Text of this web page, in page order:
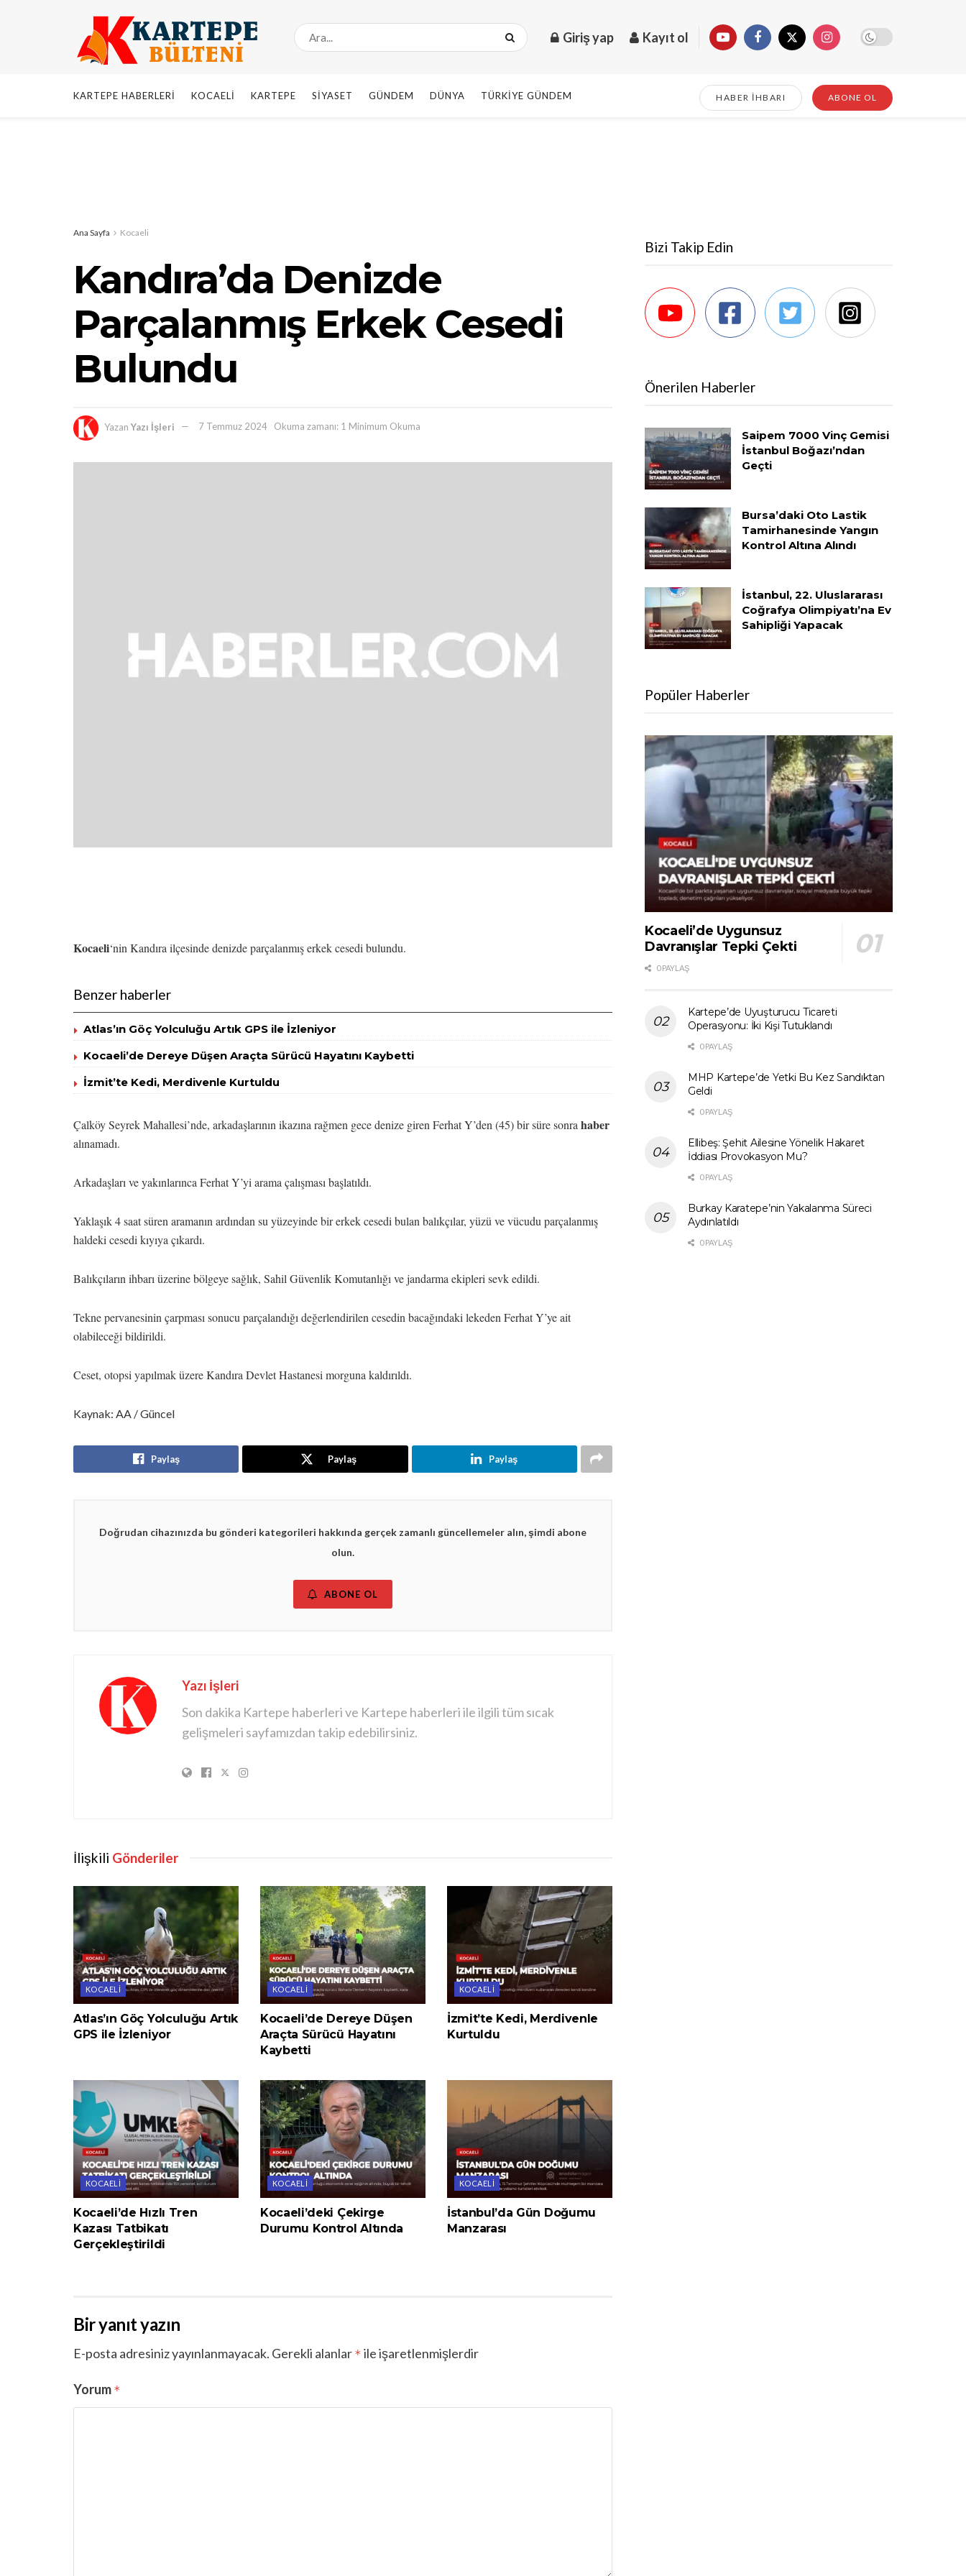
Giriş yap Kayıt ol
KARTEPE HABERLERI KOCAELI KARTEPE SIYASET GÜNDEM DÜNYA TÜRKIYE GÜNDEM HABER İHBARI ABONE OL
Ana Sayfa Kocaeli
Kandıra’da Denizde
Parçalanmış Erkek Cesedi
Bulundu
Yazan Yazı İşleri 7 Temmuz 2024 Okuma zamanı: 1 Minimum Okuma
Kocaeli‘nin Kandıra ilçesinde denizde parçalanmış erkek cesedi bulundu.
Benzer haberler
Atlas’ın Göç Yolculuğu Artık GPS ile İzleniyor
Kocaeli’de Dereye Düşen Araçta Sürücü Hayatını Kaybetti
İzmit’te Kedi, Merdivenle Kurtuldu
Çalköy Seyrek Mahallesi’nde, arkadaşlarının ikazına rağmen gece denize giren Ferhat Y’den (45) bir süre sonra haber
alınamadı.
Arkadaşları ve yakınlarınca Ferhat Y’yi arama çalışması başlatıldı.
Yaklaşık 4 saat süren aramanın ardından su yüzeyinde bir erkek cesedi bulan balıkçılar, yüzü ve vücudu parçalanmış
haldeki cesedi kıyıya çıkardı.
Balıkçıların ihbarı üzerine bölgeye sağlık, Sahil Güvenlik Komutanlığı ve jandarma ekipleri sevk edildi.
Tekne pervanesinin çarpması sonucu parçalandığı değerlendirilen cesedin bacağındaki lekeden Ferhat Y’ye ait
olabileceği bildirildi.
Ceset, otopsi yapılmak üzere Kandıra Devlet Hastanesi morguna kaldırıldı.
Kaynak: AA / Güncel
Paylaş Paylaş Paylaş
Doğrudan cihazınızda bu gönderi kategorileri hakkında gerçek zamanlı güncellemeler alın, şimdi abone
olun.
ABONE OL
Yazı İşleri
Son dakika Kartepe haberleri ve Kartepe haberleri ile ilgili tüm sıcak
gelişmeleri sayfamızdan takip edebilirsiniz.
İlişkili Gönderiler
KOCAELI
Atlas’ın Göç Yolculuğu Artık
GPS ile İzleniyor
KOCAELI
Kocaeli’de Dereye Düşen
Araçta Sürücü Hayatını
Kaybetti
KOCAELI
İzmit’te Kedi, Merdivenle
Kurtuldu
KOCAELI
Kocaeli’de Hızlı Tren
Kazası Tatbikatı
Gerçekleştirildi
KOCAELI
Kocaeli’deki Çekirge
Durumu Kontrol Altında
KOCAELI
İstanbul’da Gün Doğumu
Manzarası
Bir yanıt yazın
E-posta adresiniz yayınlanmayacak. Gerekli alanlar * ile işaretlenmişlerdir
Yorum *
Bizi Takip Edin
Önerilen Haberler
Saipem 7000 Vinç Gemisi
İstanbul Boğazı’ndan
Geçti
Bursa’daki Oto Lastik
Tamirhanesinde Yangın
Kontrol Altına Alındı
İstanbul, 22. Uluslararası
Coğrafya Olimpiyatı’na Ev
Sahipliği Yapacak
Popüler Haberler
Kocaeli’de Uygunsuz
Davranışlar Tepki Çekti
0 PAYLAŞ
Kartepe’de Uyuşturucu Ticareti
Operasyonu: İki Kişi Tutuklandı
0 PAYLAŞ
MHP Kartepe’de Yetki Bu Kez Sandıktan
Geldi
0 PAYLAŞ
Ellibeş: Şehit Ailesine Yönelik Hakaret
İddiası Provokasyon Mu?
0 PAYLAŞ
Burkay Karatepe’nin Yakalanma Süreci
Aydınlatıldı
0 PAYLAŞ